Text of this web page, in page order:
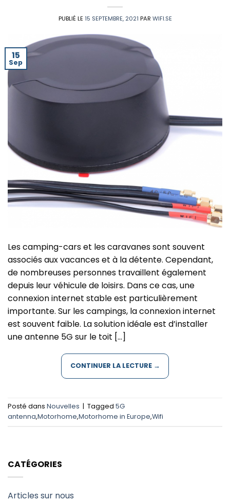
PUBLIÉ LE15 SEPTEMBRE, 2021 PAR WIFI.SE
15
Sep
Les camping-cars et les caravanes sont souvent
associés aux vacances et à la détente. Cependant,
de nombreuses personnes travaillent également
depuis leur véhicule de loisirs. Dans ce cas, une
connexion internet stable est particulièrement
importante. Sur les campings, la connexion internet
est souvent faible. La solution idéale est d’installer
une antenne 5G sur le toit […]
CONTINUER LA LECTURE →
Posté dans Nouvelles | Tagged 5G
antenna,Motorhome,Motorhome in Europe,Wifi
CATÉGORIES
Articles sur nous